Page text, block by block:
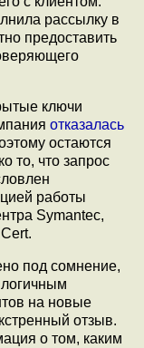
рассылку в
предоставить
ключи
отказалась
остаются
то, что запрос
работы
Symantec,
под сомнение,
на новые
отзыв.
о том, каким